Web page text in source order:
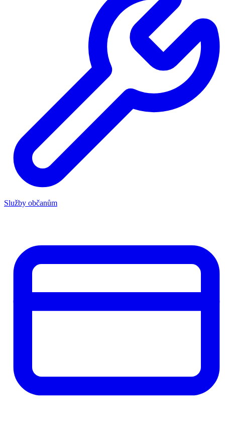
Služby občanům